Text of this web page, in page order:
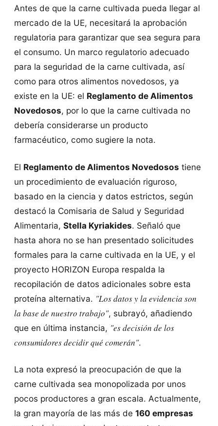
Antes de que la carne cultivada pueda llegar al
mercado de la UE, necesitará la aprobación
regulatoria para garantizar que sea segura para
el consumo. Un marco regulatorio adecuado
para la seguridad de la carne cultivada, así
como para otros alimentos novedosos, ya
existe en la UE: el Reglamento de Alimentos
Novedosos, por lo que la carne cultivada no
debería considerarse un producto
farmacéutico, como sugiere la nota.
El Reglamento de Alimentos Novedosos tiene
un procedimiento de evaluación riguroso,
basado en la ciencia y datos estrictos, según
destacó la Comisaria de Salud y Seguridad
Alimentaria, Stella Kyriakides. Señaló que
hasta ahora no se han presentado solicitudes
formales para la carne cultivada en la UE, y el
proyecto HORIZON Europa respalda la
recopilación de datos adicionales sobre esta
proteína alternativa. "Los datos y la evidencia son
la base de nuestro trabajo", subrayó, añadiendo
que en última instancia, "es decisión de los
consumidores decidir qué comerán".
La nota expresó la preocupación de que la
carne cultivada sea monopolizada por unos
pocos productores a gran escala. Actualmente,
la gran mayoría de las más de 160 empresas